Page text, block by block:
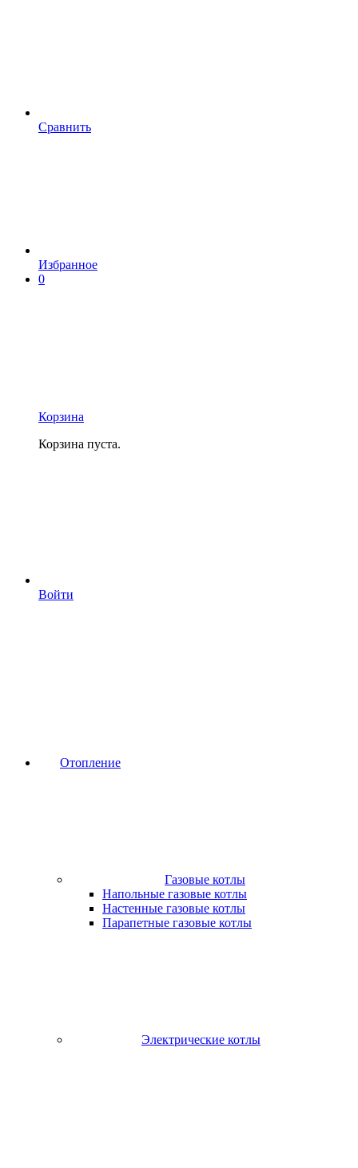
Сравнить
Избранное
0
Корзина
Корзина пуста.
Войти
Отопление
Газовые котлы
Напольные газовые котлы
Настенные газовые котлы
Парапетные газовые котлы
Электрические котлы